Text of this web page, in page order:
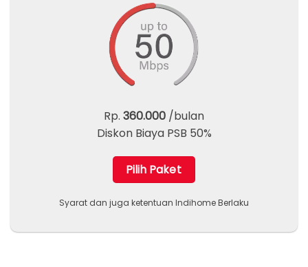
Rp. 360.000 /bulan
Diskon Biaya PSB 50%
Pilih Paket
Syarat dan juga ketentuan Indihome Berlaku